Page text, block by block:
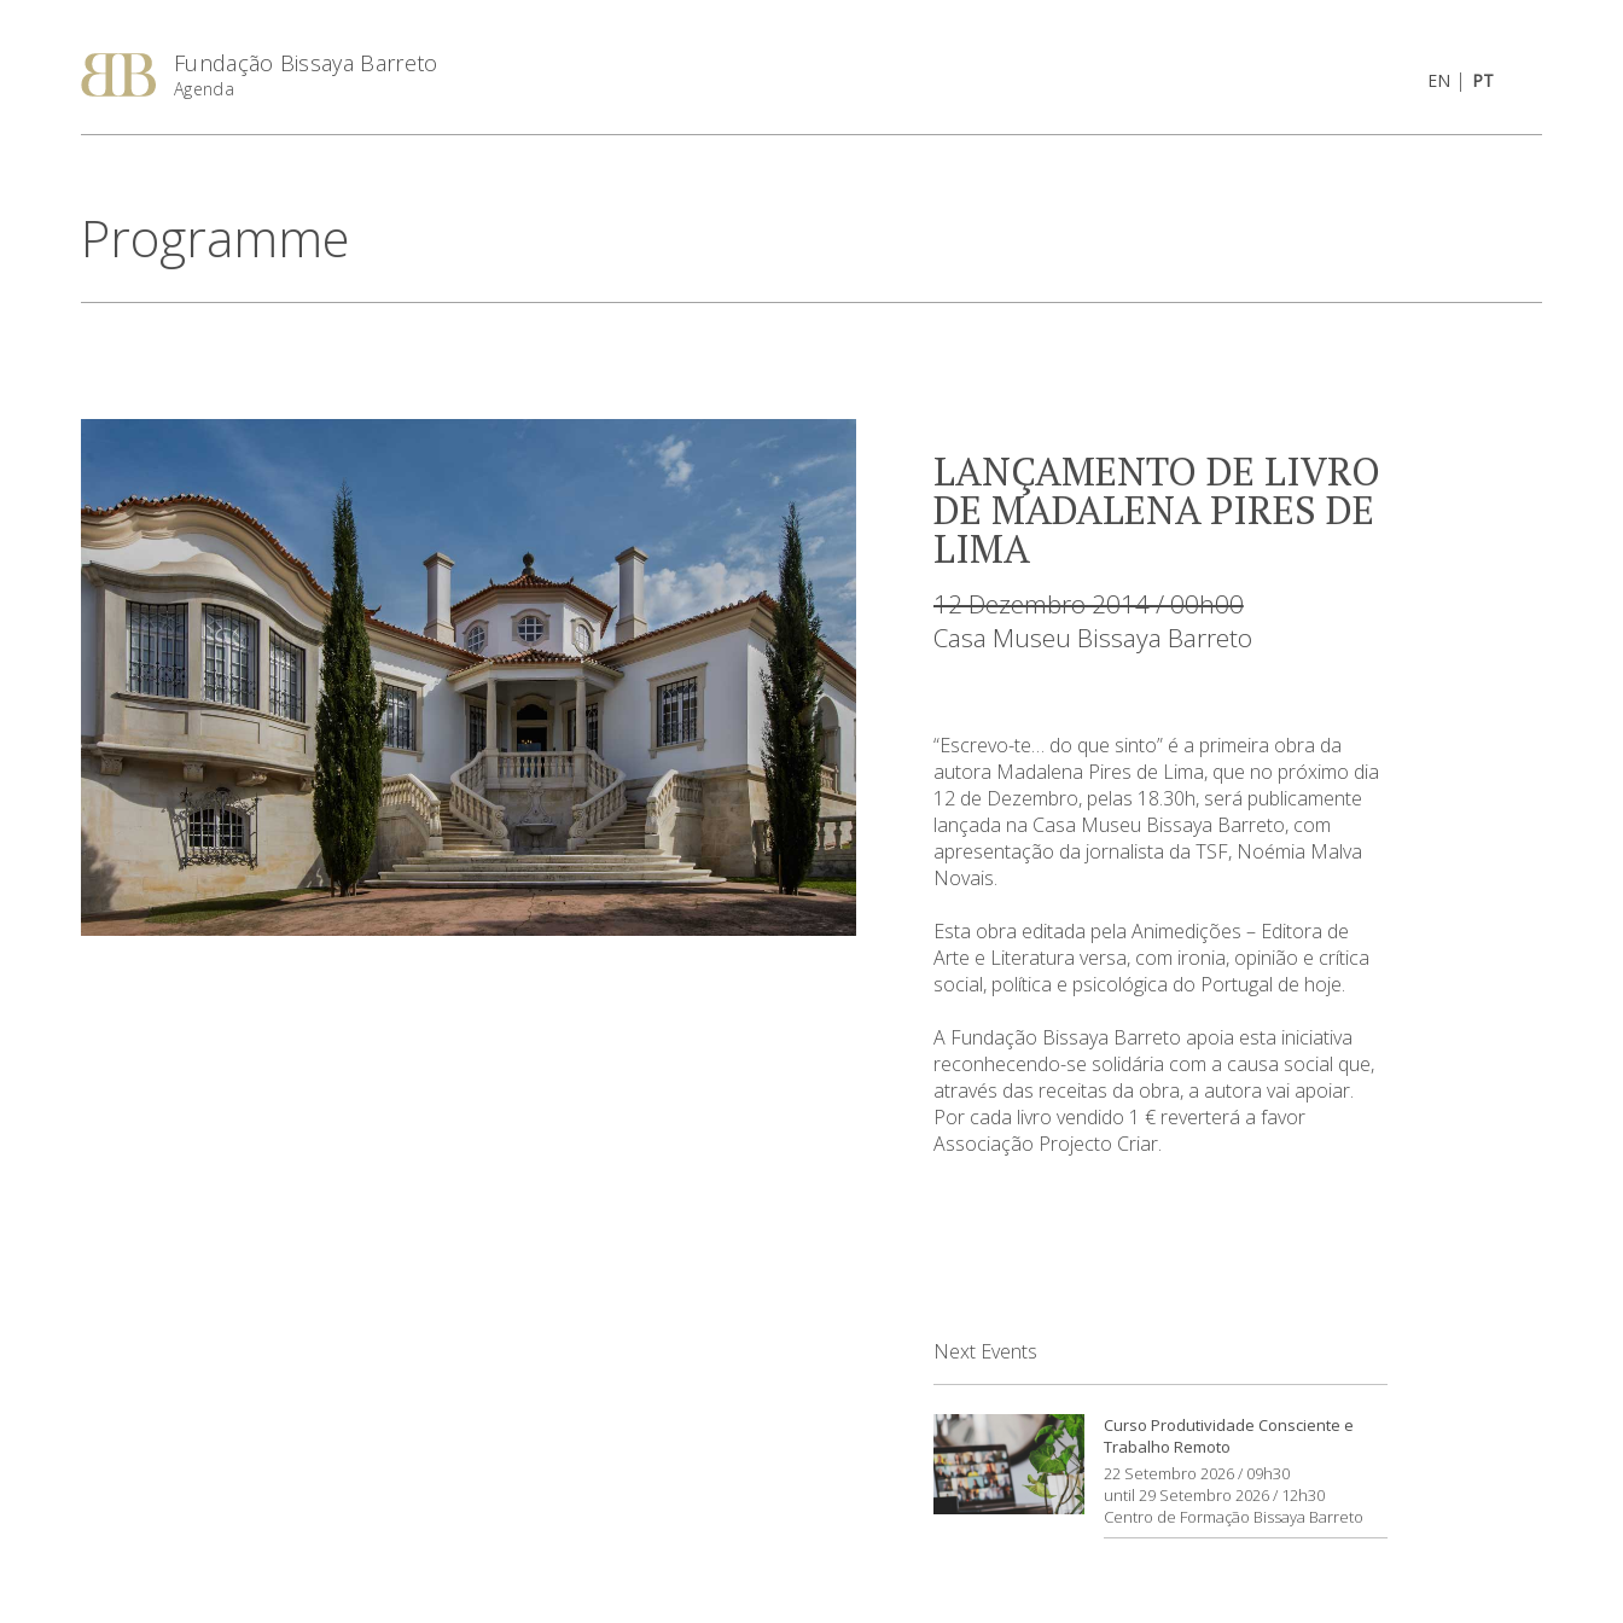
Fundação Bissaya Barreto
Agenda EN | PT
Programme
LANÇAMENTO DE LIVRO
DE MADALENA PIRES DE
LIMA
12 Dezembro 2014 / 00h00
Casa Museu Bissaya Barreto
“Escrevo-te… do que sinto” é a primeira obra da
autora Madalena Pires de Lima, que no próximo dia
12 de Dezembro, pelas 18.30h, será publicamente
lançada na Casa Museu Bissaya Barreto, com
apresentação da jornalista da TSF, Noémia Malva
Novais.
Esta obra editada pela Animedições – Editora de
Arte e Literatura versa, com ironia, opinião e crítica
social, política e psicológica do Portugal de hoje.
A Fundação Bissaya Barreto apoia esta iniciativa
reconhecendo-se solidária com a causa social que,
através das receitas da obra, a autora vai apoiar.
Por cada livro vendido 1 € reverterá a favor
Associação Projecto Criar.
Next Events
Curso Produtividade Consciente e
Trabalho Remoto
22 Setembro 2026 / 09h30
until 29 Setembro 2026 / 12h30
Centro de Formação Bissaya Barreto